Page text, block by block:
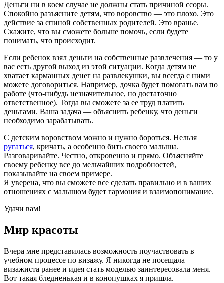
Деньги ни в коем случае не должны стать причиной ссоры.
Спокойно разъясните детям, что воровство — это плохо. Это
действие за спиной собственных родителей. Это вранье.
Скажите, что вы сможете больше помочь, если будете
понимать, что происходит.
Если ребенок взял деньги на собственные развлечения — то у
вас есть другой выход из этой ситуации. Когда детям не
хватает карманных денег на развлекушки, вы всегда с ними
можете договориться. Например, дочка будет помогать вам по
работе (что-нибудь незначительное, но достаточно
ответственное). Тогда вы сможете за ее труд платить
деньгами. Ваша задача — объяснить ребенку, что деньги
необходимо зарабатывать.
С детским воровством можно и нужно бороться. Нельзя
ругаться, кричать, а особенно бить своего малыша.
Разговаривайте. Честно, откровенно и прямо. Объясняйте
своему ребенку все до мельчайших подробностей,
показывайте на своем примере.
Я уверена, что вы сможете все сделать правильно и в ваших
отношениях с малышом будет гармония и взаимопонимание.
Удачи вам!
Мир красоты
Вчера мне представилась возможность поучаствовать в
учебном процессе по визажу. Я никогда не посещала
визажиста ранее и идея стать моделью заинтересовала меня.
Вот такая бледненькая и в конопушках я пришла.